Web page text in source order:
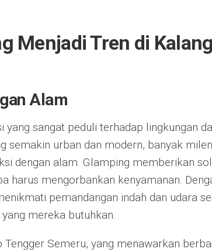
Menjadi Tren di
Alam
yang sangat peduli terhadap lingkungan
semakin urban dan modern, banyak
dengan alam. Glamping memberikan
harus mengorbankan kenyamanan.
pemandangan indah dan udara
mereka butuhkan.
Semeru, yang menawarkan